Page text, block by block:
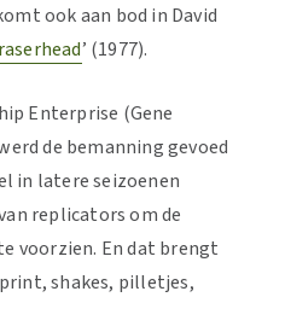
ook aan bod in David
’ (1977).
Enterprise (Gene
de bemanning gevoed
in latere seizoenen
replicators om de
voorzien. En dat brengt
shakes, pilletjes,